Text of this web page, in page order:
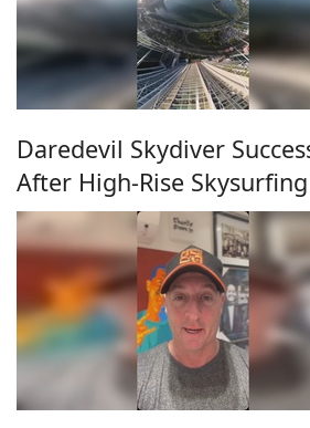
Daredevil Skydiver
After High-Rise